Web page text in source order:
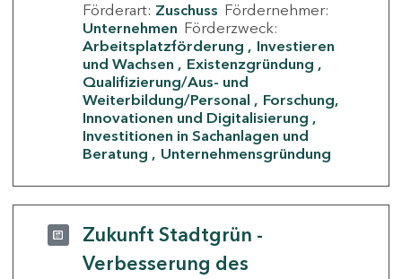
Förderart: Zuschuss Fördernehmer:
Unternehmen Förderzweck:
Arbeitsplatzförderung
Investieren
und Wachsen
Existenzgründung
Qualifizierung/Aus- und
Weiterbildung/Personal
Forschung,
Innovationen und Digitalisierung
Investitionen in Sachanlagen und
Beratung
Unternehmensgründung
Zukunft Stadtgrün -
Verbesserung des